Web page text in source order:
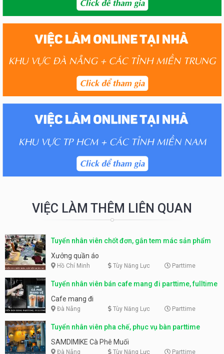
VIỆC LÀM THÊM LIÊN QUAN
Tuyển nhân viên chốt đơn, gắn tem mác sản phẩm
Xưởng quần áo
Hồ Chí Minh Tùy Năng Lực Parttime
Tuyển nhân viên bán cafe mang đi parttime, fulltime
Cafe mang đi
Đà Nẵng Tùy Năng Lực Parttime
Tuyển nhân viên pha chế, phục vụ bàn parttime
SAMDIMIKE Cà Phê Muối
Đà Nẵng Tùy Năng Lực Parttime